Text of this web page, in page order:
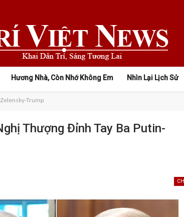
Hương Nhà, Còn Nhớ Không Em Nhìn Lại Lịch Sử
Zelensky-Trump
Thượng Đỉnh Tay Ba Putin-